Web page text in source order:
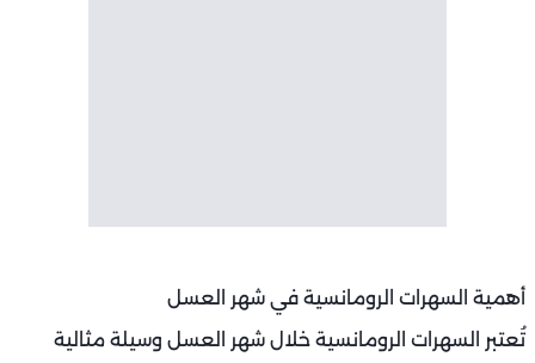
أهمية السهرات الرومانسية في شهر العسل
تُعتبر السهرات الرومانسية خلال شهر العسل وسيلة مثالية